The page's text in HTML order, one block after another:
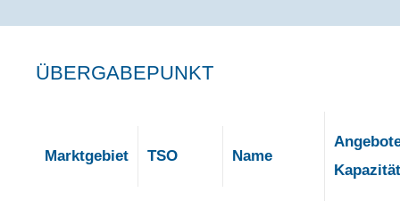
ÜBERGABEPUNKT
Marktgebiet TSO Name